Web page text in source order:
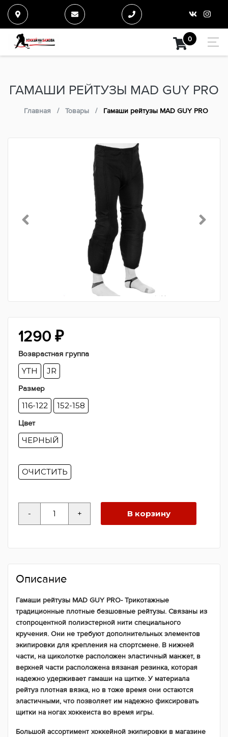
0
ГАМАШИ РЕЙТУЗЫ MAD GUY PRO
Главная Товары Гамаши рейтузы MAD GUY PRO
1290 ₽
Возврастная группа
YTH JR
Размер
116-122 152-158
Цвет
ЧЕРНЫЙ
ОЧИСТИТЬ
-
товара
+ В корзину
Описание
Гамаши рейтузы MAD GUY PRO- Трикотажные
традиционные плотные безшовные рейтузы. Cвязаны из
стопроцентной полиэстерной нити специального
кручения. Они не требуют дополнительных элементов
экипировки для крепления на спортсмене. В нижней
части, на щиколотке расположен эластичный манжет, в
верхней части расположена вязаная резинка, которая
надежно удерживает гамаши на щитке. У материала
рейтуз плотная вязка, но в тоже время они остаются
эластичными, что позволяет им надежно фиксировать
щитки на ногах хоккеиста во время игры.
Большой ассортимент хоккейной экипировки в магазине